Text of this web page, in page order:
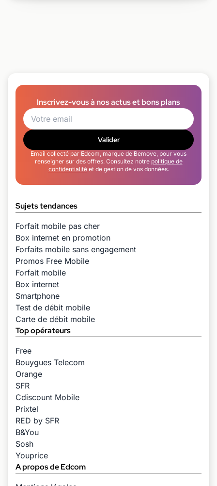
Inscrivez-vous à nos actus et bons plans
Valider
Email collecté par Edcom, marque de Bemove, pour vous
renseigner sur des offres. Consultez notre politique de
confidentialitéet de gestion de vos données.
Sujets tendances
Forfait mobile pas cher
Box internet en promotion
Forfaits mobile sans engagement
Promos Free Mobile
Forfait mobile
Box internet
Smartphone
Test de débit mobile
Carte de débit mobile
Top opérateurs
Free
Bouygues Telecom
Orange
SFR
Cdiscount Mobile
Prixtel
RED by SFR
B&You
Sosh
Youprice
A propos de Edcom